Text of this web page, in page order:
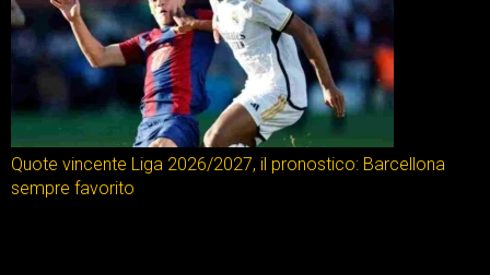
Quote vincente Liga 2026/2027, il pronostico: Barcellona
sempre favorito